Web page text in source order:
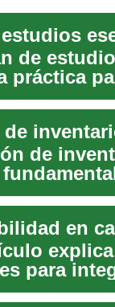
de
práctica
buscan
principios
de
y la
entorno
para
en